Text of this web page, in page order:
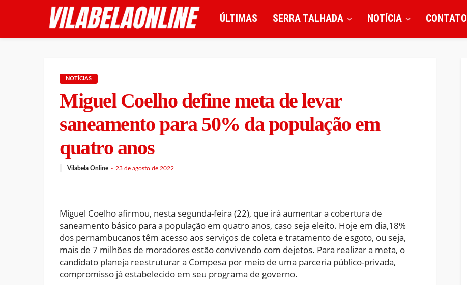
ÚLTIMAS SERRA TALHADA NOTÍCIA CONTATO
NOTÍCIAS
Miguel Coelho define meta de levar
saneamento para 50% da população em
quatro anos
Vilabela Online 23 de agosto de 2022
Miguel Coelho afirmou, nesta segunda-feira (22), que irá aumentar a cobertura de
saneamento básico para a população em quatro anos, caso seja eleito. Hoje em dia,18%
dos pernambucanos têm acesso aos serviços de coleta e tratamento de esgoto, ou seja,
mais de 7 milhões de moradores estão convivendo com dejetos. Para realizar a meta, o
candidato planeja reestruturar a Compesa por meio de uma parceria público-privada,
compromisso já estabelecido em seu programa de governo.